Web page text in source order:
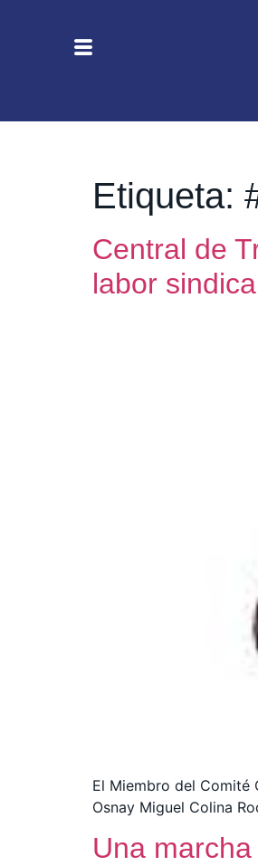
Etiqueta:
Central de
labor
El Miembro del Comité
Osnay Miguel Colina
Una